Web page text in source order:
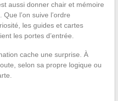
aussi donner chair et mémoire
l’on suive l’ordre
les guides et cartes
les portes d’entrée.
cache une surprise. À
selon sa propre logique ou